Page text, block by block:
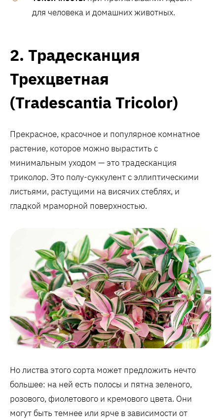
для человека и домашних животных.
2. Традесканция
Трехцветная
(Tradescantia Tricolor)
Прекрасное, красочное и популярное комнатное
растение, которое можно вырастить с
минимальным уходом — это традесканция
триколор. Это полу-суккулент с эллиптическими
листьями, растущими на висячих стеблях, и
гладкой мраморной поверхностью.
Но листва этого сорта может предложить нечто
большее: на ней есть полосы и пятна зеленого,
розового, фиолетового и кремового цвета. Они
могут быть темнее или ярче в зависимости от